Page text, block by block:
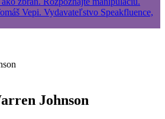
Johnson